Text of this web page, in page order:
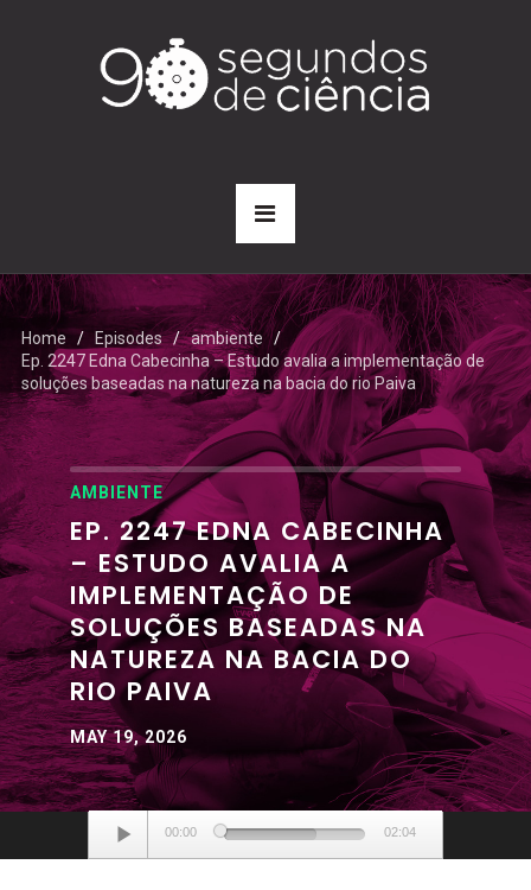
Home Episodes
ambiente
Ep. 2247 Edna Cabecinha – Estudo avalia a implementação de
soluções baseadas na natureza na bacia do rio Paiva
AMBIENTE
EP. 2247 EDNA CABECINHA
– ESTUDO AVALIA A
IMPLEMENTAÇÃO DE
SOLUÇÕES BASEADAS NA
NATUREZA NA BACIA DO
RIO PAIVA
MAY 19, 2026
Audio
Player
00:00 02:04